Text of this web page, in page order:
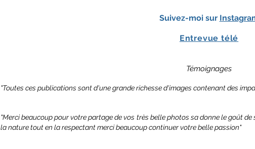
Suivez-moi sur
Entrevue télé
Témoignages
"Toutes ces publications sont d'une grande richesse d'images contenant des
"Merci beaucoup pour votre partage de vos très belle photos sa donne le goût
la nature tout en la respectant merci beaucoup continuer votre belle passion"